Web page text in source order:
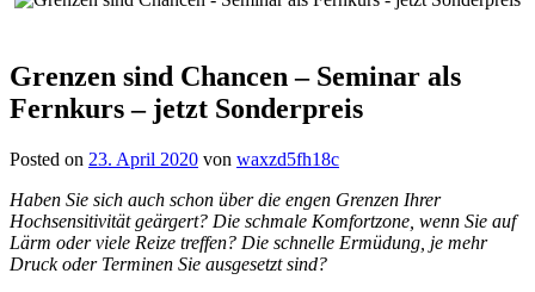
Grenzen sind Chancen – Seminar als
Fernkurs – jetzt Sonderpreis
Posted on 23. April 2020 von waxzd5fh18c
Haben Sie sich auch schon über die engen Grenzen Ihrer
Hochsensitivität geärgert? Die schmale Komfortzone, wenn Sie auf
Lärm oder viele Reize treffen? Die schnelle Ermüdung, je mehr
Druck oder Terminen Sie ausgesetzt sind?